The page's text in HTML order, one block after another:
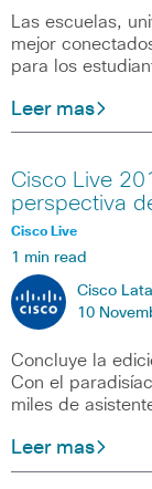
Las escuelas,
mejor
para los
Leer mas
Cisco Live
perspectiva
Cisco Live
1 min read
Cisco
10
Concluye la
Con el
miles de
Leer mas